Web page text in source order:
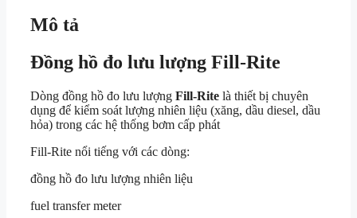
Mô tả
Đồng hồ đo lưu lượng Fill-Rite
Dòng đồng hồ đo lưu lượng Fill-Rite là thiết bị chuyên
dụng để kiểm soát lượng nhiên liệu (xăng, dầu diesel, dầu
hỏa) trong các hệ thống bơm cấp phát
Fill-Rite nổi tiếng với các dòng:
đồng hồ đo lưu lượng nhiên liệu
fuel transfer meter